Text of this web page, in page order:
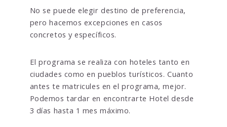
No se puede elegir destino de preferencia,
pero hacemos excepciones en casos
concretos y específicos.
El programa se realiza con hoteles tanto en
ciudades como en pueblos turísticos. Cuanto
antes te matricules en el programa, mejor.
Podemos tardar en encontrarte Hotel desde
3 días hasta 1 mes máximo.